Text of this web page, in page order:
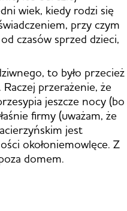
wiek, kiedy rodzi się
przy czym
czasów sprzed dzieci,
to było przecież
Raczej przerażenie, że
jeszcze nocy (bo
firmy (uważam, że
jest
okołoniemowlęce. Z
domem.